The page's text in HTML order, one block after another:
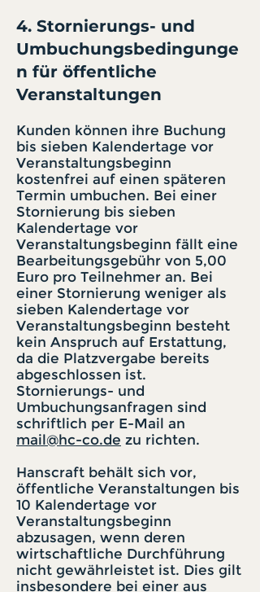
4. Stornierungs- und
Umbuchungsbedingunge
n für öffentliche
Veranstaltungen
Kunden können ihre Buchung
bis sieben Kalendertage vor
Veranstaltungsbeginn
kostenfrei auf einen späteren
Termin umbuchen. Bei einer
Stornierung bis sieben
Kalendertage vor
Veranstaltungsbeginn fällt eine
Bearbeitungsgebühr von 5,00
Euro pro Teilnehmer an. Bei
einer Stornierung weniger als
sieben Kalendertage vor
Veranstaltungsbeginn besteht
kein Anspruch auf Erstattung,
da die Platzvergabe bereits
abgeschlossen ist.
Stornierungs- und
Umbuchungsanfragen sind
schriftlich per E-Mail an
mail@hc-co.de zu richten.
Hanscraft behält sich vor,
öffentliche Veranstaltungen bis
10 Kalendertage vor
Veranstaltungsbeginn
abzusagen, wenn deren
wirtschaftliche Durchführung
nicht gewährleistet ist. Dies gilt
insbesondere bei einer aus